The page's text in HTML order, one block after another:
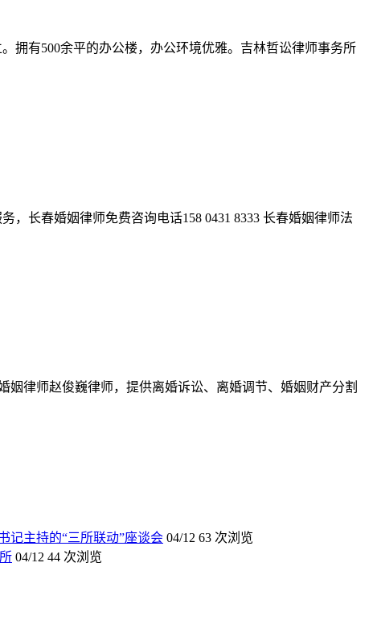
拥有500余平的办公楼，办公环境优雅。吉林哲讼律师事务所
长春婚姻律师免费咨询电话158 0431 8333 长春婚姻律师法
姻律师赵俊巍律师，提供离婚诉讼、离婚调节、婚姻财产分割
记主持的“三所联动”座谈会 04/12 63 次浏览
04/12 44 次浏览